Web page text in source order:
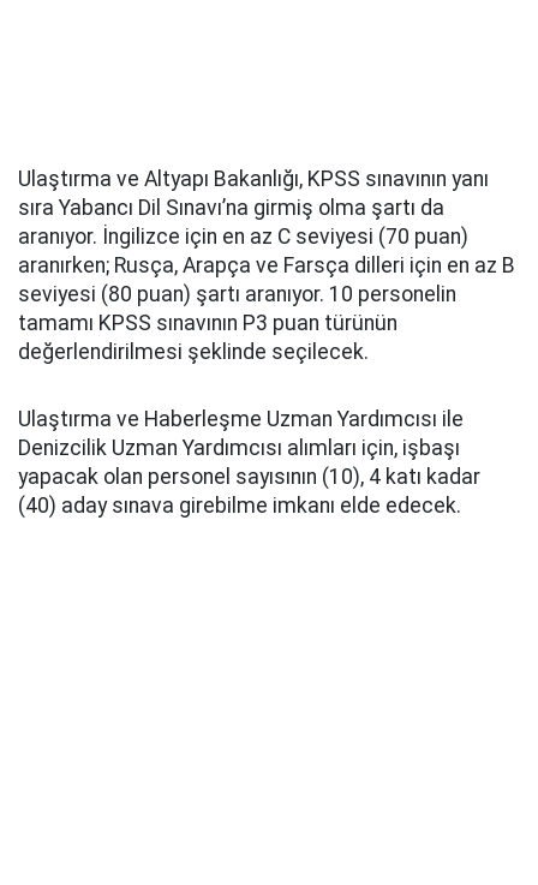
Ulaştırma ve Altyapı Bakanlığı, KPSS sınavının yanı
sıra Yabancı Dil Sınavı’na girmiş olma şartı da
aranıyor. İngilizce için en az C seviyesi (70 puan)
aranırken; Rusça, Arapça ve Farsça dilleri için en az B
seviyesi (80 puan) şartı aranıyor. 10 personelin
tamamı KPSS sınavının P3 puan türünün
değerlendirilmesi şeklinde seçilecek.
Ulaştırma ve Haberleşme Uzman Yardımcısı ile
Denizcilik Uzman Yardımcısı alımları için, işbaşı
yapacak olan personel sayısının (10), 4 katı kadar
(40) aday sınava girebilme imkanı elde edecek.